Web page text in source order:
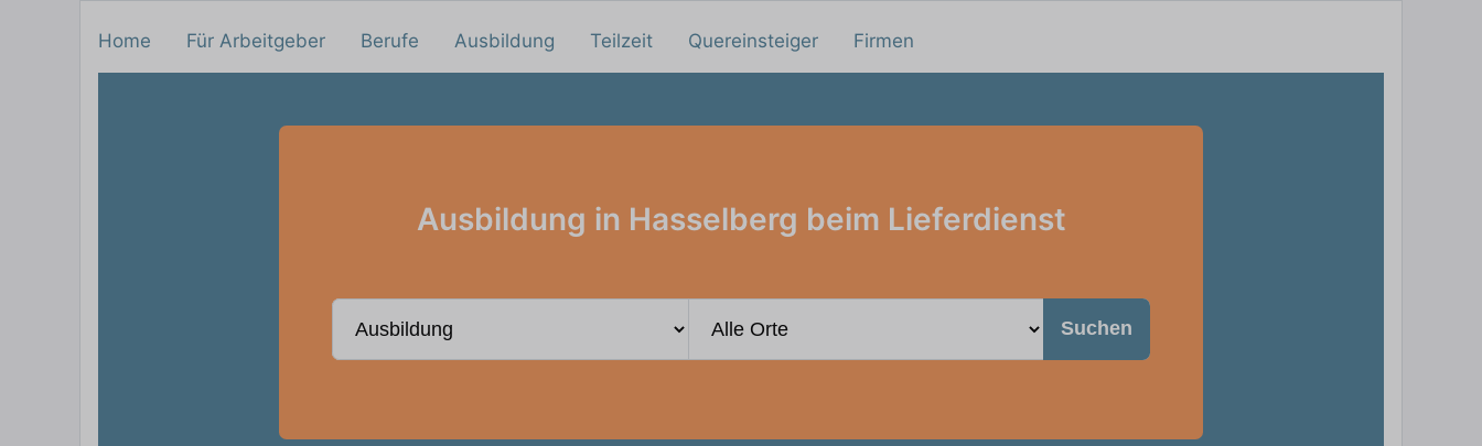
Home Für Arbeitgeber Berufe Ausbildung Teilzeit Quereinsteiger Firmen
Ausbildung in Hasselberg beim Lieferdienst
Suchen